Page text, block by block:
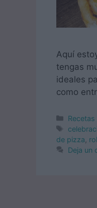
Aquí
tengas
ideales
como
de pizza
Deja un